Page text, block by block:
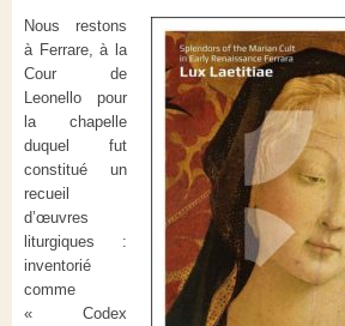
Nous restons
à Ferrare, à la
Cour de
Leonello pour
la chapelle
duquel fut
constitué un
recueil
d’œuvres
liturgiques :
inventorié
comme
« Codex